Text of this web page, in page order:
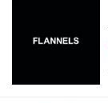
这一举动传承
期间，宇航员
了一座月球山